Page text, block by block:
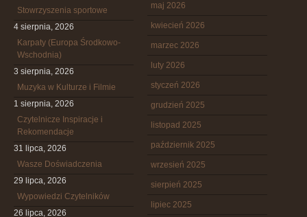
Stowrzyszenia sportowe
4 sierpnia, 2026
Karpaty (Europa Środkowo-
Wschodnia)
3 sierpnia, 2026
Muzyka w Kulturze i Filmie
1 sierpnia, 2026
Czytelnicze Inspiracje i
Rekomendacje
31 lipca, 2026
Wasze Doświadczenia
29 lipca, 2026
Wypowiedzi Czytelników
26 lipca, 2026
maj 2026
kwiecień 2026
marzec 2026
luty 2026
styczeń 2026
grudzień 2025
listopad 2025
październik 2025
wrzesień 2025
sierpień 2025
lipiec 2025